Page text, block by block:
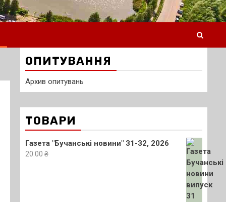
ОПИТУВАННЯ
Архив опитувань
ТОВАРИ
Газета "Бучанські новини" 31-32, 2026
20.00 ₴